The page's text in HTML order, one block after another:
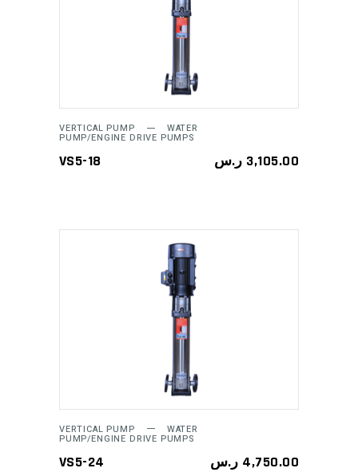
ADD TO CART
VERTICAL PUMP WATER
PUMP/ENGINE DRIVE PUMPS
VS5-18 3,105.00 ر.س
ADD TO CART
VERTICAL PUMP WATER
PUMP/ENGINE DRIVE PUMPS
VS5-24 4,750.00 ر.س